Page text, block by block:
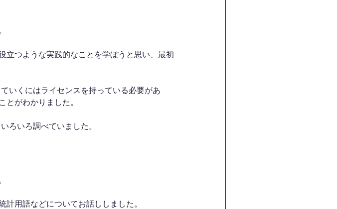
立つような実践的なことを学ぼうと思い、最初
いくにはライセンスを持っている必要があ
とがわかりました。
ろいろ調べていました。
用語などについてお話ししました。